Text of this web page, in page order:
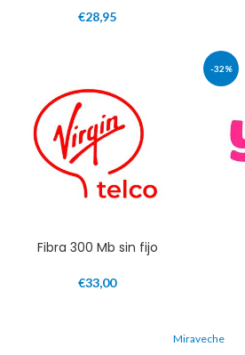
€28,95
Fibra 300 Mb sin fijo
€33,00
-32%
Miraveche